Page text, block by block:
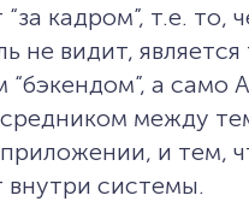
кадром”, т.е. то,
не видит, является
а само
между
и тем,
внутри системы.